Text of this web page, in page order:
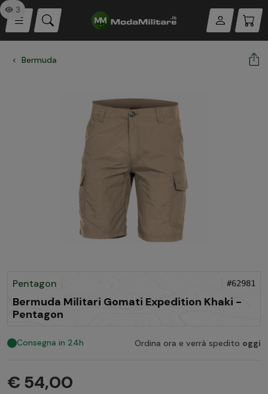
Bermuda
3
Pentagon #62981
Bermuda Militari Gomati Expedition Khaki -
Pentagon
Consegna in 24h Ordina ora e verrà spedito oggi
€ 54,00